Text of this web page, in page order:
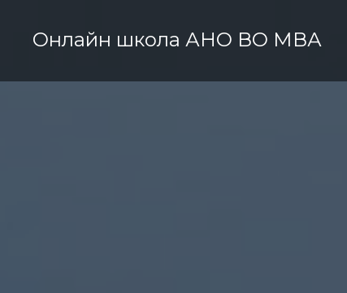
Онлайн школа АНО ВО МВА